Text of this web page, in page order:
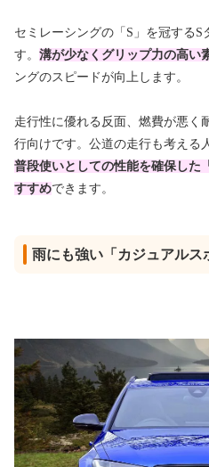
セミレーシングの「S」を冠する
す。 溝が少なくグリップ力の高い
ングのスピードが向上します。
走行性に優れる反面、燃費が悪く
行向けです。公道の走行も考える
普段使いとしての性能を確保した
すすめできます。
雨にも強い「カジュアルス